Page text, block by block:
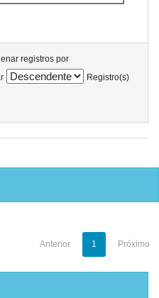
registros por
Registro(s)
Anterior 1 Próximo